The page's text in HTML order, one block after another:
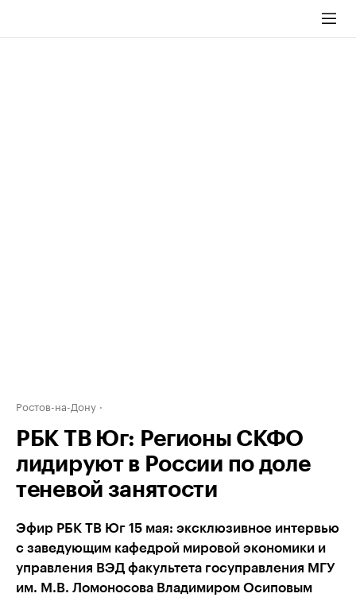
Ростов-на-Дону
РБК ТВ Юг: Регионы СКФО
лидируют в России по доле
теневой занятости
Эфир РБК ТВ Юг 15 мая: эксклюзивное интервью
с заведующим кафедрой мировой экономики и
управления ВЭД факультета госуправления МГУ
им. М.В. Ломоносова Владимиром Осиповым